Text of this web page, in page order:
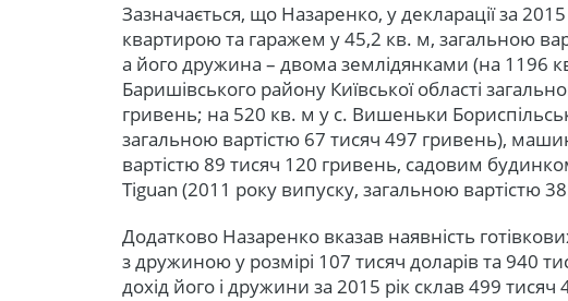
Зазначається, що Назаренко, у декларації за
квартирою та гаражем у 45,2 кв. м, загальною
а його дружина – двома землідянками (на 1196
Баришівського району Київської області
гривень; на 520 кв. м у с. Вишеньки
загальною вартістю 67 тисяч 497 гривень),
вартістю 89 тисяч 120 гривень, садовим
Tiguan (2011 року випуску, загальною вартістю
Додатково Назаренко вказав наявність
з дружиною у розмірі 107 тисяч доларів та 940
дохід його і дружини за 2015 рік склав 499 тисяч